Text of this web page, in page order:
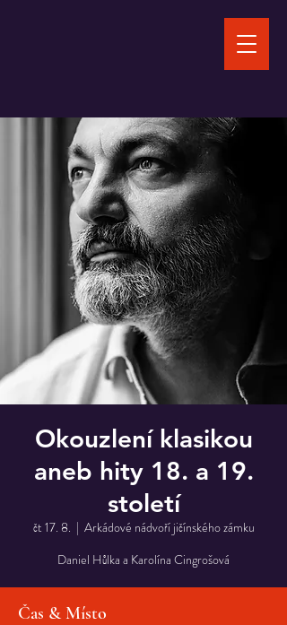
Okouzlení klasikou
aneb hity 18. a 19.
století
čt 17. 8.
  |
Arkádové nádvoří jičínského zámku
Daniel Hůlka a Karolína Cingrošová
Čas & Místo